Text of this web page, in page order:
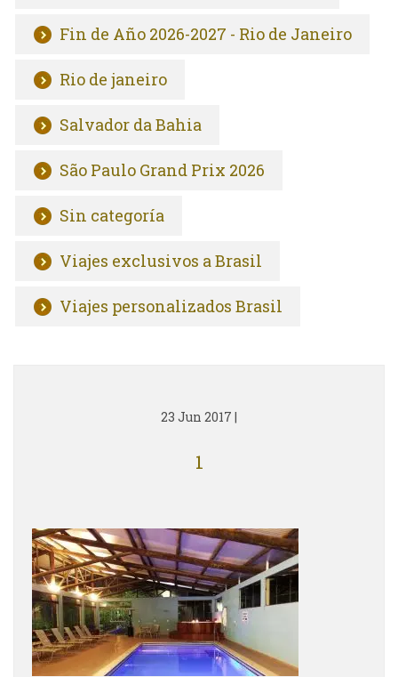
Fin de Año 2026-2027 - Rio de Janeiro
Rio de janeiro
Salvador da Bahia
São Paulo Grand Prix 2026
Sin categoría
Viajes exclusivos a Brasil
Viajes personalizados Brasil
23 Jun 2017 |
1